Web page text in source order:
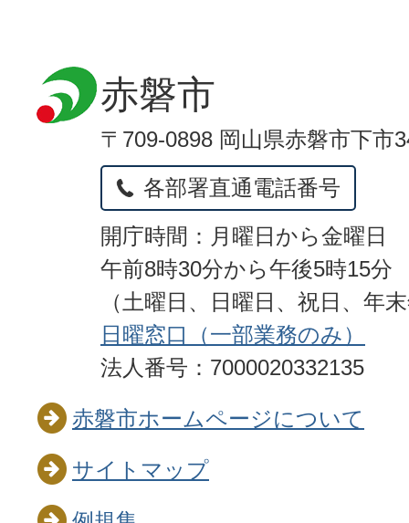
赤磐市
〒709-0898 岡山県赤磐市下市
各部署直通電話番号
開庁時間：月曜日から金曜日
午前8時30分から午後5時15分
（土曜日、日曜日、祝日、年
日曜窓口（一部業務のみ）
法人番号：7000020332135
赤磐市ホームページについて
サイトマップ